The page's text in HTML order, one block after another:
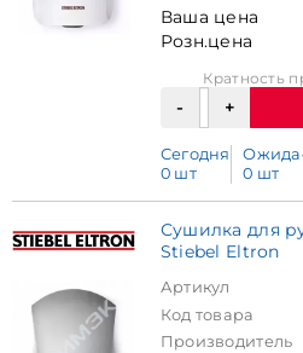
Ваша цена
Розн.цена
Кратность
Сегодня
0 шт
0 шт
Сушилка для
Stiebel Eltron
Артикул
Код товара
Производитель